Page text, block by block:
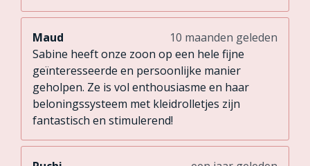
Maud
10 maanden geleden
Sabine heeft onze zoon op een hele fijne
geïnteresseerde en persoonlijke manier
geholpen. Ze is vol enthousiasme en haar
beloningssysteem met kleidrolletjes zijn
fantastisch en stimulerend!